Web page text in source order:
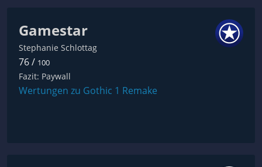
Gamestar
Stephanie Schlottag
76 / 100
Fazit: Paywall
Wertungen zu Gothic 1 Remake